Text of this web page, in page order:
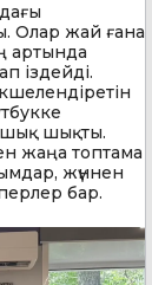
Олар жай ғана
артында
іздейді.
шықты.
жаңа топтама
жүннен
бар.